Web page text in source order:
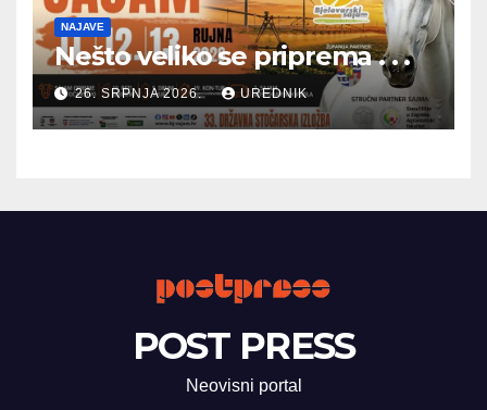
NAJAVE
Nešto veliko se priprema . . .
26. SRPNJA 2026. UREDNIK
POST PRESS
Neovisni portal